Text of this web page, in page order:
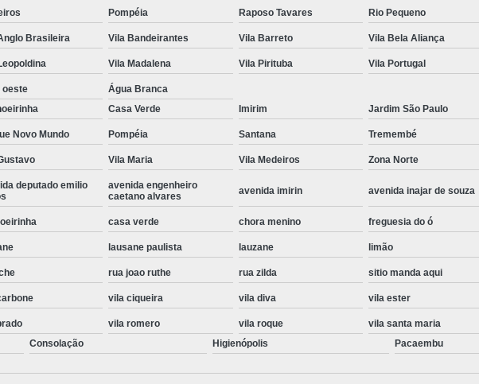
Instalação Fogão Brastemp
Instalação
Instalação de Maquina de Lavar Roupa
Instalação Eletrica Maquina de Lavar
Instalação para Maquina de Lavar
Instalar Maquina Lavar Roupa
Instalação de Lava e Seca Samsung
Instalação Lava e Seca
Instalação
Lava e Seca Samsung Instalação
Manutenção de Fogão
Manutenção de
Manutenção de Fogão
Pompéia Raposo Tavares Rio Pequeno
Brasileira Vila Bandeirantes Vila Barreto Vila Bela Aliança
Vila Madalena Vila Pirituba Vila Portugal
oeste
Água Branca
Casa Verde Imirim Jardim São Paulo
Novo Mundo Pompéia Santana Tremembé
Vila Maria Vila Medeiros Zona Norte
deputado emilio
avenida engenheiro
caetano alvares
avenida imirin avenida inajar de souza
casa verde chora menino freguesia do ó
lausane paulista lauzane limão
rua joao ruthe rua zilda sitio manda aqui
vila ciqueira vila diva vila ester
vila romero vila roque vila santa maria
Consolação Higienópolis Pacaembu